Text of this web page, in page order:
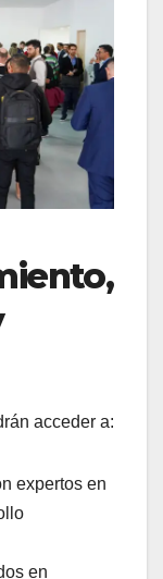
acceder a:
expertos en
en